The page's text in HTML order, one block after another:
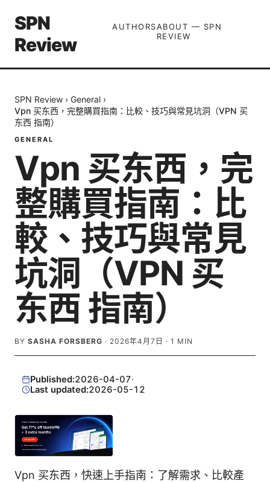
SPN
Review
AUTHORSABOUT — SPN
REVIEW
SPN Review › General ›
Vpn 买东西，完整購買指南：比較、技巧與常見坑洞（VPN 买
东西 指南）
GENERAL
Vpn 买东西，完
整購買指南：比
較、技巧與常見
坑洞（VPN 买
东西 指南）
BY SASHA FORSBERG · 2026年4月7日 · 1 MIN
Published:2026-04-07·
Last updated:2026-05-12
Vpn 买东西，快速上手指南：了解需求、比較產